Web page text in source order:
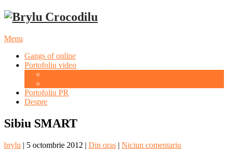
Menu
Gangs of online
Portofoliu video
Portofoliu PR
Despre
Sibiu SMART
brylu | 5 octombrie 2012 | Din oras | Niciun comentariu